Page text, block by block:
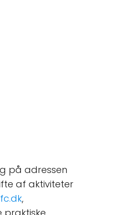
på adressen
af aktiviteter
,